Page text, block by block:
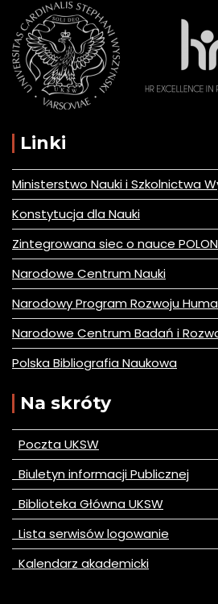
Linki
Ministerstwo Nauki i Szkolnictwa
Konstytucja dla Nauki
Zintegrowana siec o nauce POLON
Narodowe Centrum Nauki
Narodowy Program Rozwoju
Narodowe Centrum Badań i
Polska Bibliografia Naukowa
Na skróty
Poczta UKSW
Biuletyn informacji Publicznej
Biblioteka Główna UKSW
Lista serwisów logowanie
Kalendarz akademicki